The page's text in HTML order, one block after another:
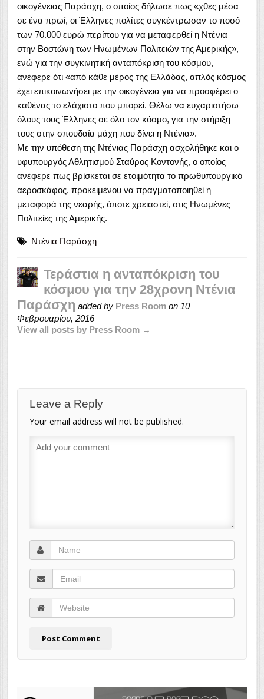
οικογένειας Παράσχη, ο οποίος δήλωσε πως «χθες μέσα
σε ένα πρωί, οι Έλληνες πολίτες συγκέντρωσαν το ποσό
των 70.000 ευρώ περίπου για να μεταφερθεί η Ντένια
στην Βοστώνη των Ηνωμένων Πολιτειών της Αμερικής»,
ενώ για την συγκινητική ανταπόκριση του κόσμου,
ανέφερε ότι «από κάθε μέρος της Ελλάδας, απλός κόσμος
έχει επικοινωνήσει με την οικογένεια για να προσφέρει ο
καθένας το ελάχιστο που μπορεί. Θέλω να ευχαριστήσω
όλους τους Έλληνες σε όλο τον κόσμο, για την στήριξη
τους στην σπουδαία μάχη που δίνει η Ντένια».
Με την υπόθεση της Ντένιας Παράσχη ασχολήθηκε και ο
υφυπουργός Αθλητισμού Σταύρος Κοντονής, ο οποίος
ανέφερε πως βρίσκεται σε ετοιμότητα το πρωθυπουργικό
αεροσκάφος, προκειμένου να πραγματοποιηθεί η
μεταφορά της νεαρής, όποτε χρειαστεί, στις Ηνωμένες
Πολιτείες της Αμερικής.
Ντένια Παράσχη
Τεράστια η ανταπόκριση του
κόσμου για την 28χρονη Ντένια
Παράσχη added by Press Room on 10
Φεβρουαρίου, 2016
View all posts by Press Room →
Leave a Reply
Your email address will not be published.